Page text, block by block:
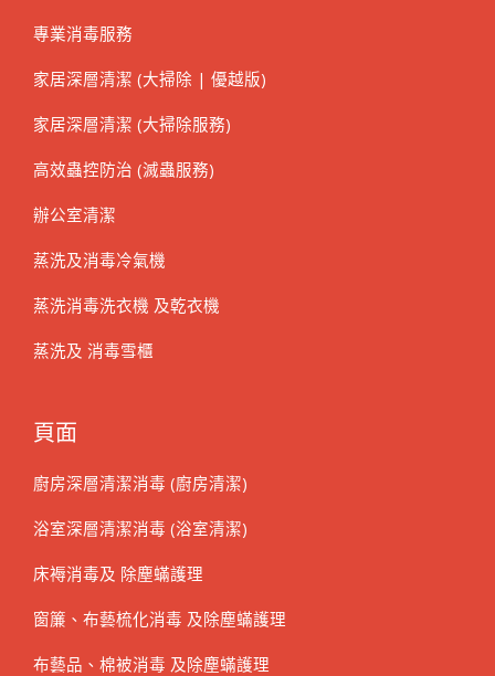
專業消毒服務
家居深層清潔 (大掃除 | 優越版)
家居深層清潔 (大掃除服務)
高效蟲控防治 (滅蟲服務)
辦公室清潔
蒸洗及消毒冷氣機
蒸洗消毒洗衣機 及乾衣機
蒸洗及 消毒雪櫃
頁面
廚房深層清潔消毒 (廚房清潔)
浴室深層清潔消毒 (浴室清潔)
床褥消毒及 除塵蟎護理
窗簾、布藝梳化消毒 及除塵蟎護理
布藝品、棉被消毒 及除塵蟎護理